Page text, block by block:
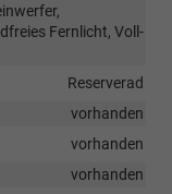
Fernlicht, Voll-
Reserverad
vorhanden
vorhanden
vorhanden